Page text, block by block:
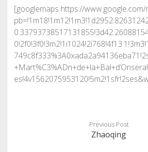
[googlemaps https://www.google.com/
Previous Post
Zhaoqing